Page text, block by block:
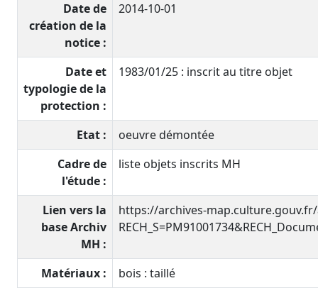
Date de
création de la
notice :
2014-10-01
Date et
typologie de la
protection :
1983/01/25 : inscrit au titre objet
Etat :
oeuvre démontée
Cadre de
l'étude :
liste objets inscrits MH
Lien vers la
base Archiv
MH :
https://archives-
Matériaux :
bois : taillé